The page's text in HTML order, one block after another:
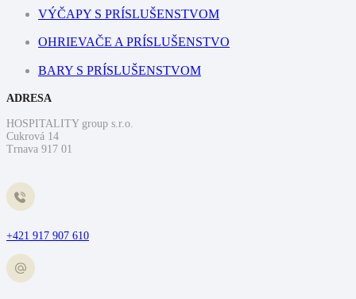
VÝČAPY S PRÍSLUŠENSTVOM
OHRIEVAČE A PRÍSLUŠENSTVO
BARY S PRÍSLUŠENSTVOM
ADRESA
HOSPITALITY group s.r.o.
Cukrová 14
Trnava 917 01
+421 917 907 610